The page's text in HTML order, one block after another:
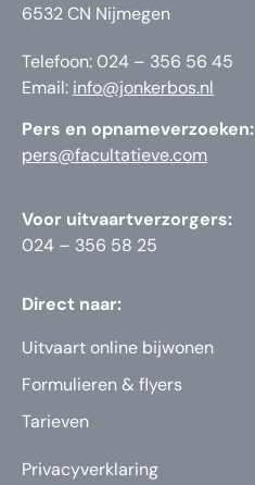
6532 CN Nijmegen
Telefoon: 024 – 356 56 45
Email: info@jonkerbos.nl
Pers en opnameverzoeken:
pers@facultatieve.com
Voor uitvaartverzorgers:
024 – 356 58 25
Direct naar:
Uitvaart online bijwonen
Formulieren & flyers
Tarieven
Privacyverklaring